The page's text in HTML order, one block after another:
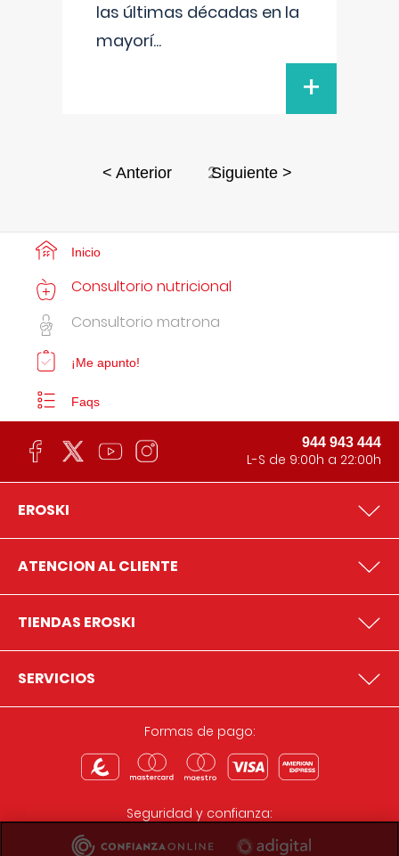
las últimas décadas en la
mayorí...
+
< Anterior 2Siguiente >
Inicio
Consultorio nutricional
Consultorio matrona
¡Me apunto!
Faqs
944 943 444
L-S de 9:00h a 22:00h
EROSKI
ATENCION AL CLIENTE
TIENDAS EROSKI
SERVICIOS
Formas de pago:
Seguridad y confianza: